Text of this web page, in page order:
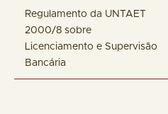
Regulamento da UNTAET
2000/8 sobre
Licenciamento e Supervisão
Bancária